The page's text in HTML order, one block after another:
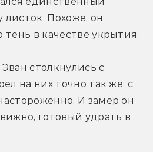
Похоже, он
тень в качестве укрытия.
столкнулись с
на них точно так же: с
И замер он
готовый удрать в